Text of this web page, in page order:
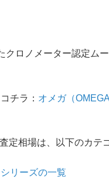
ロノメーター認定ム
チラ： オメガ（
定相場は、以下のカテ
リーズの一覧